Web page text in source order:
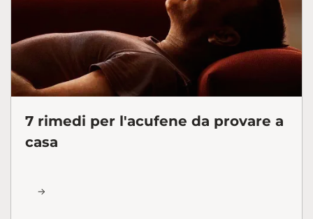
7 rimedi per l'acufene da provare a
casa